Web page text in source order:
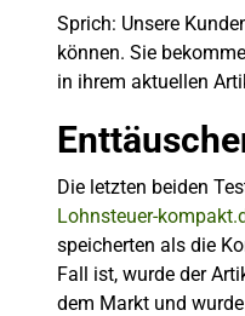
Sprich: Unsere
können. Sie
in ihrem aktuellen
Die letzten beiden
Lohnsteuer-
speicherten als die
Fall ist, wurde der
dem Markt und